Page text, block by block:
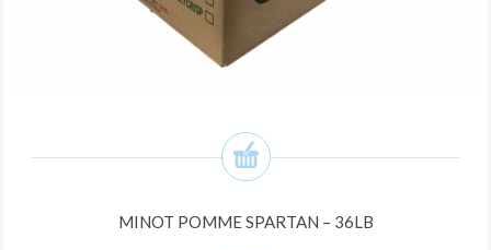
MINOT POMME SPARTAN – 36LB